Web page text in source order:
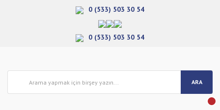
0 (533) 503 30 54
0 (533) 503 30 54
ARA